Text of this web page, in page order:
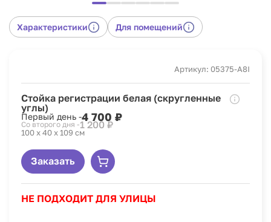
Характеристики Для помещений
Артикул: 05375-A8I
Стойка регистрации белая (скругленные
углы)
Первый день -4 700 ₽
Со второго дня -1 200 ₽
100 х 40 х 109 см
Заказать
НЕ ПОДХОДИТ ДЛЯ УЛИЦЫ